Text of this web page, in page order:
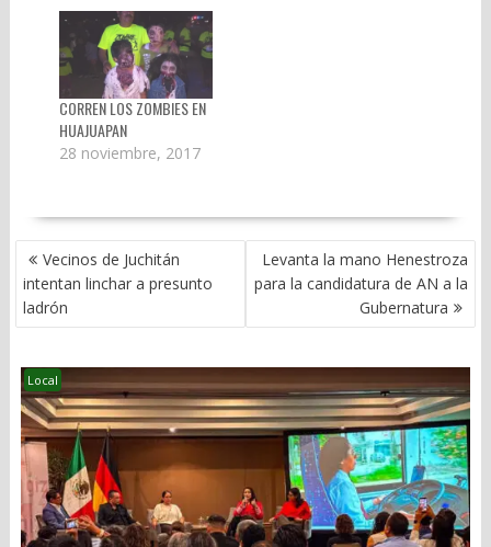
CORREN LOS ZOMBIES EN
HUAJUAPAN
28 noviembre, 2017
NAVEGACIÓN
DE
ENTRADAS
Vecinos de Juchitán
intentan linchar a presunto
ladrón
Levanta la mano Henestroza
para la candidatura de AN a la
Gubernatura
Local